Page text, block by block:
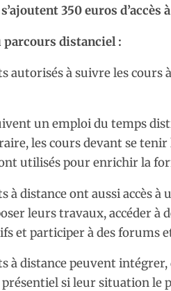
350 euros d’accès
parcours distanciel :
autorisés à suivre les cours
un emploi du temps
les cours devant se
utilisés pour enrichir la
à distance ont aussi accès à
leurs travaux, accéder à
et participer à des forums
à distance peuvent
présentiel si leur situation le